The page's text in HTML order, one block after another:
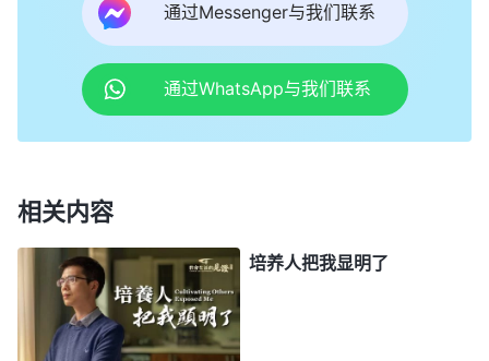
都得我们接手，这几项工作都落到我和张芳身上，我
们怎么能担得起来呢？如果工作果效提升不上来，弟
兄姊妹会怎么看我们呀？”想到这儿，我又想把李妍
留下来。我很清楚，如实地写李妍的评价她被提拔的
写上去，觉得上层带领看到她这些表现就不会提拔她
一天，我看到一段神的话，对自己这样做事的性
质、后果有了些认识。全能神
通过Messenger与我们联系
通过WhatsApp与我们联系
相关内容
培养人把我显明了